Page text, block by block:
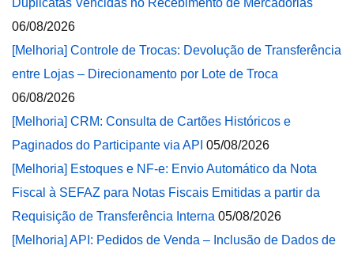
Duplicatas Vencidas no Recebimento de Mercadorias
06/08/2026
[Melhoria] Controle de Trocas: Devolução de Transferência
entre Lojas – Direcionamento por Lote de Troca
06/08/2026
[Melhoria] CRM: Consulta de Cartões Históricos e
Paginados do Participante via API 05/08/2026
[Melhoria] Estoques e NF-e: Envio Automático da Nota
Fiscal à SEFAZ para Notas Fiscais Emitidas a partir da
Requisição de Transferência Interna 05/08/2026
[Melhoria] API: Pedidos de Venda – Inclusão de Dados de